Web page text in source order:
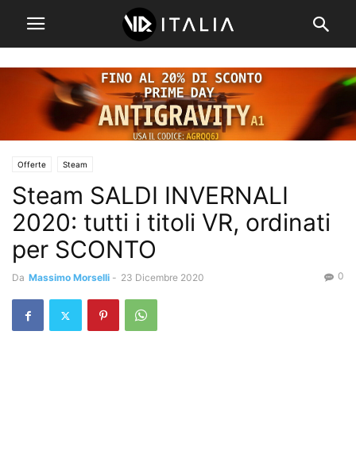
Offerte Steam
Steam SALDI INVERNALI
2020: tutti i titoli VR, ordinati
per SCONTO
Da Massimo Morselli - 23 Dicembre 2020 0